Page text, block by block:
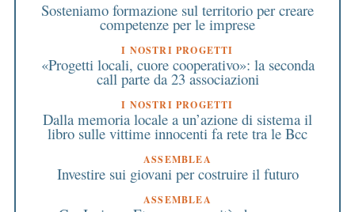
Sosteniamo formazione sul territorio per creare
competenze per le imprese
I NOSTRI PROGETTI
«Progetti locali, cuore cooperativo»: la seconda
call parte da 23 associazioni
I NOSTRI PROGETTI
Dalla memoria locale a un’azione di sistema il
libro sulle vittime innocenti fa rete tra le Bcc
ASSEMBLEA
Investire sui giovani per costruire il futuro
ASSEMBLEA